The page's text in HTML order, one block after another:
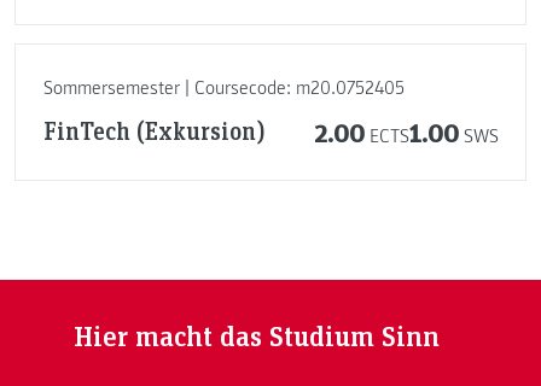
Sommersemester | Coursecode: m20.0752405
FinTech (Exkursion) 2.00 ECTS1.00 SWS
Hier macht das Studium Sinn